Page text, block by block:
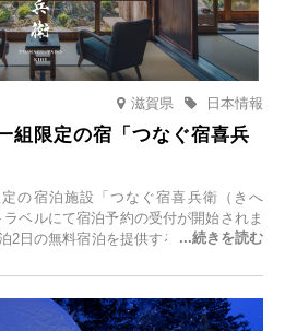
滋賀県 日本情報
組限定の宿「つなぐ宿喜兵
の宿泊施設「つなぐ宿喜兵衛（きへ
ベルにて宿泊予約の受付が開始されま
2日の無料宿泊を提供するキャンペーン
大切な人との特別な時間を体験いただ